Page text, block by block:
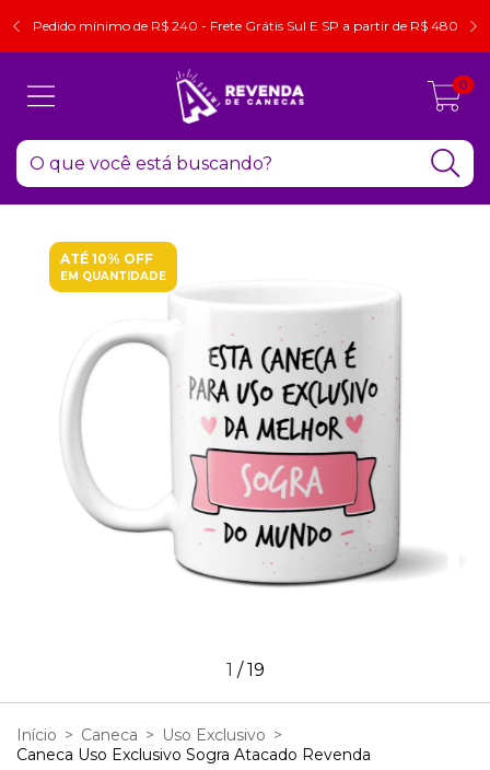
Pedido mínimo de R$ 240 - Frete Grátis Sul E SP a partir de R$ 480
0
ATÉ 10% OFF
EM QUANTIDADE
1 /19
Início > Caneca > Uso Exclusivo >
Caneca Uso Exclusivo Sogra Atacado Revenda